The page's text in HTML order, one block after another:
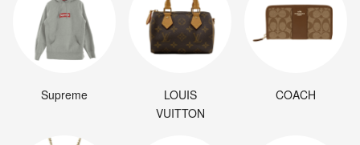
Supreme
LOUIS
VUITTON
COACH